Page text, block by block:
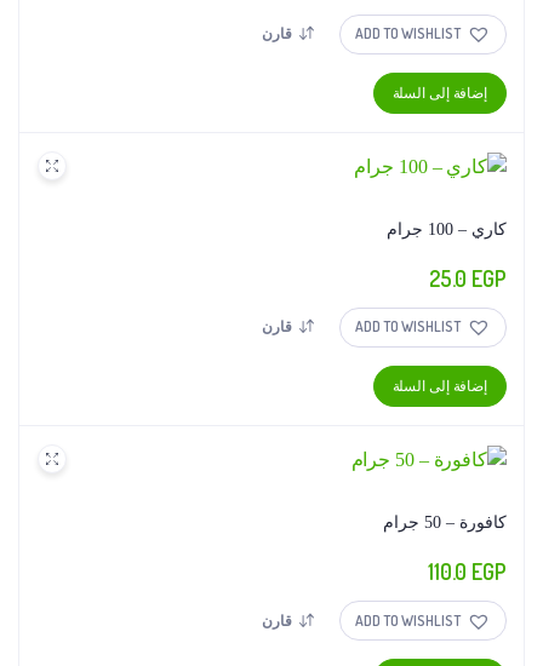
ADD TO WISHLIST قارن
إضافة إلى السلة
كاري – 100 جرام
25.0 EGP
ADD TO WISHLIST قارن
إضافة إلى السلة
كافورة – 50 جرام
110.0 EGP
ADD TO WISHLIST قارن